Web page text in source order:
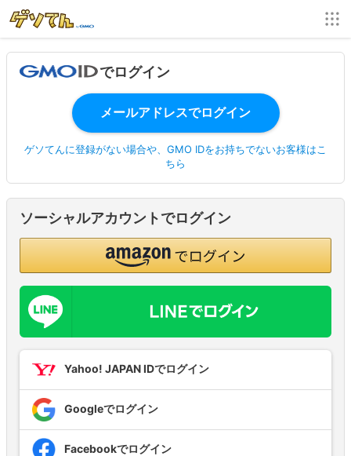
でログイン
ゲソてんに登録がない場合や、GMO IDをお持ちでないお客様はこ
ちら
ソーシャルアカウントでログイン
Yahoo! JAPAN IDでログイン
Googleでログイン
Facebookでログイン